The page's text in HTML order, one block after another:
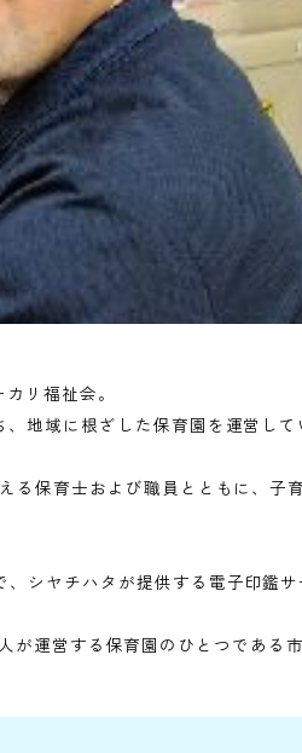
園を持ち、地域に根ざした保
名を超える保育士および職員